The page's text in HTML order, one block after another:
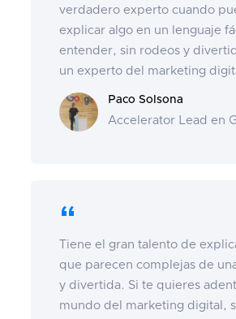
verdadero experto cuando
explicar algo en un lenguaje
entender, sin rodeos y
un experto del marketing
Paco Solsona
Accelerator Lead en
“Tiene el gran talento de
que parecen complejas de
y divertida. Si te quieres
mundo del marketing digital,